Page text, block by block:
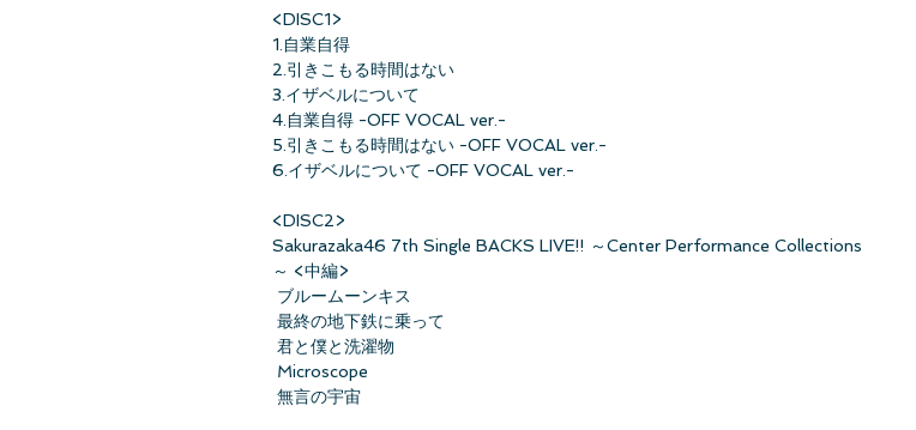
<DISC1>
1.自業自得
2.引きこもる時間はない
3.イザベルについて
4.自業自得 -OFF VOCAL ver.-
5.引きこもる時間はない -OFF VOCAL ver.-
6.イザベルについて -OFF VOCAL ver.-
<DISC2>
Sakurazaka46 7th Single BACKS LIVE!! ～Center Performance Collections
～ <中編>
ブルームーンキス
最終の地下鉄に乗って
君と僕と洗濯物
Microscope
無言の宇宙